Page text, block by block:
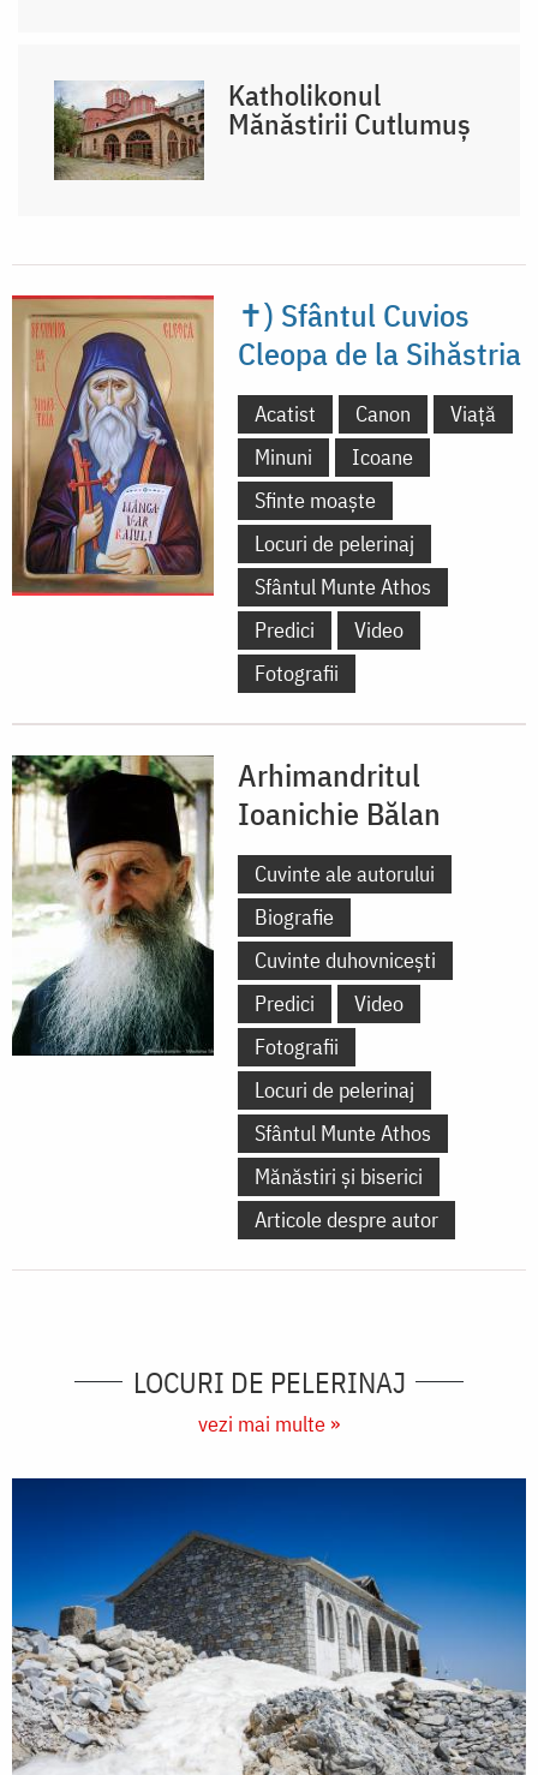
Katholikonul
Mănăstirii Cutlumuș
✝) Sfântul Cuvios
Cleopa de la Sihăstria
Acatist Canon
Viață
Minuni
Icoane
Sfinte moaște
Locuri de pelerinaj
Sfântul Munte Athos
Predici
Video
Fotografii
Arhimandritul
Ioanichie Bălan
Cuvinte ale autorului
Biografie
Cuvinte duhovnicești
Predici
Video
Fotografii
Locuri de pelerinaj
Sfântul Munte Athos
Mănăstiri și biserici
Articole despre autor
LOCURI DE PELERINAJ
vezi mai multe »